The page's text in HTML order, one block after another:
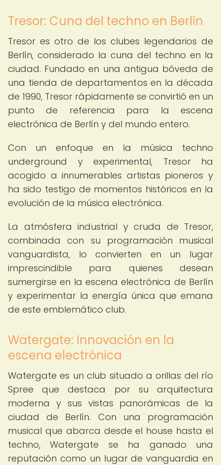
Tresor: Cuna del techno en Berlín
Tresor es otro de los clubes legendarios de
Berlín, considerado la cuna del techno en la
ciudad. Fundado en una antigua bóveda de
una tienda de departamentos en la década
de 1990, Tresor rápidamente se convirtió en un
punto de referencia para la escena
electrónica de Berlín y del mundo entero.
Con un enfoque en la música techno
underground y experimental, Tresor ha
acogido a innumerables artistas pioneros y
ha sido testigo de momentos históricos en la
evolución de la música electrónica.
La atmósfera industrial y cruda de Tresor,
combinada con su programación musical
vanguardista, lo convierten en un lugar
imprescindible para quienes desean
sumergirse en la escena electrónica de Berlín
y experimentar la energía única que emana
de este emblemático club.
Watergate: Innovación en la
escena electrónica
Watergate es un club situado a orillas del río
Spree que destaca por su arquitectura
moderna y sus vistas panorámicas de la
ciudad de Berlín. Con una programación
musical que abarca desde el house hasta el
techno, Watergate se ha ganado una
reputación como un lugar de vanguardia en